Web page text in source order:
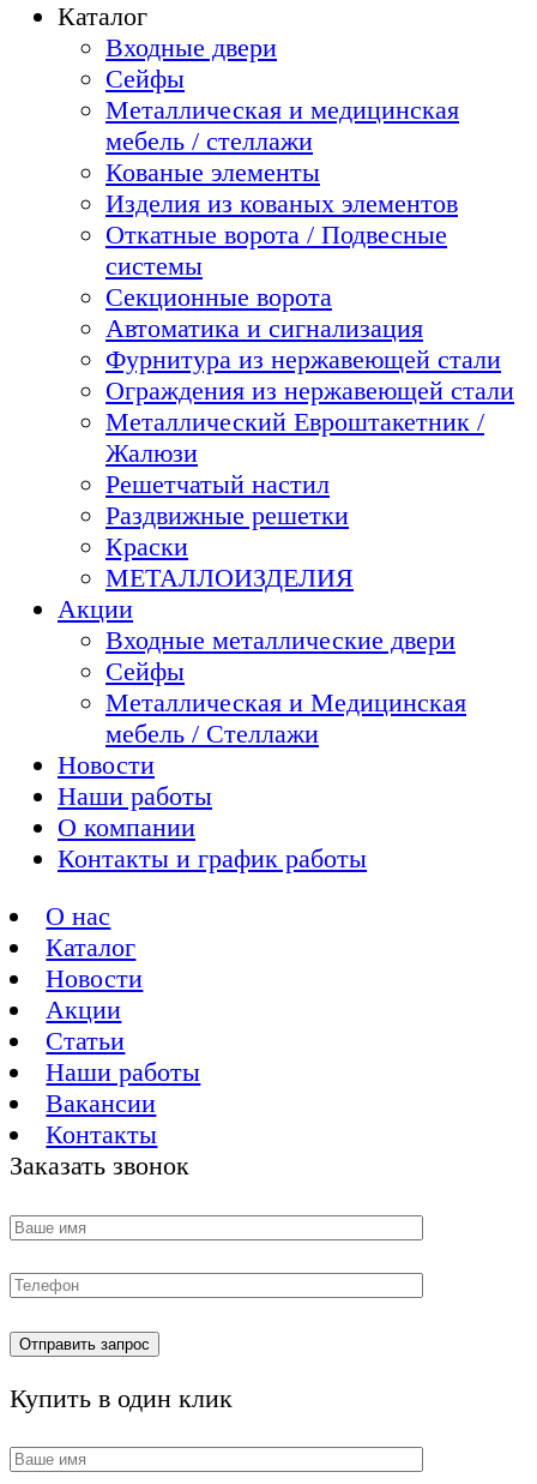
Каталог
Входные двери
Сейфы
Металлическая и медицинская
мебель / стеллажи
Кованые элементы
Изделия из кованых элементов
Откатные ворота / Подвесные
системы
Секционные ворота
Автоматика и сигнализация
Фурнитура из нержавеющей стали
Ограждения из нержавеющей стали
Металлический Евроштакетник /
Жалюзи
Решетчатый настил
Раздвижные решетки
Краски
МЕТАЛЛОИЗДЕЛИЯ
Акции
Входные металлические двери
Сейфы
Металлическая и Медицинская
мебель / Стеллажи
Новости
Наши работы
О компании
Контакты и график работы
О нас
Каталог
Новости
Акции
Статьи
Наши работы
Вакансии
Контакты
Заказать звонок
Купить в один клик